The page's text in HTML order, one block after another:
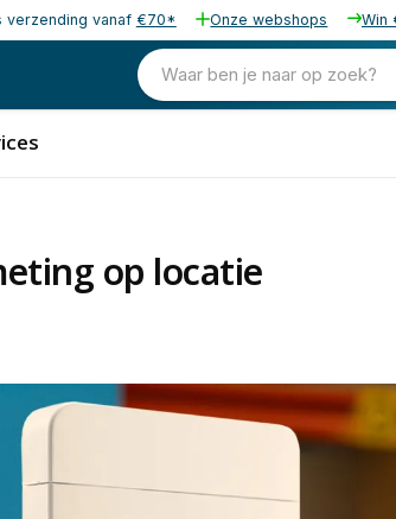
verzending vanaf €70* Onze webshops Win
Waar ben je naar op zoek?
op locatie